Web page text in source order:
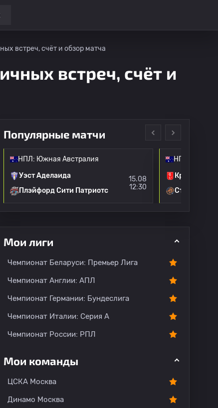
встреч, счёт и обзор матча
встреч, счёт и
Популярные матчи
НПЛ: Южная Австралия
Уэст Аделаида
Плэйфорд Сити Патриотс
15.08
12:30
НПЛ: Южная
Крауден
Стёрт
Мои лиги
Чемпионат Беларуси: Премьер Лига
Чемпионат Англии: АПЛ
Чемпионат Германии: Бундеслига
Чемпионат Италии: Серия А
Чемпионат России: РПЛ
Мои команды
ЦСКА Москва
Динамо Москва